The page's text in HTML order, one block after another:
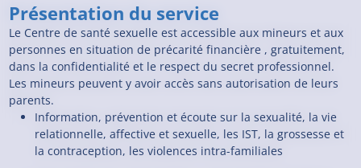
Présentation du service
Le Centre de santé sexuelle est accessible aux mineurs et aux
personnes en situation de précarité financière , gratuitement,
dans la confidentialité et le respect du secret professionnel.
Les mineurs peuvent y avoir accès sans autorisation de leurs
parents.
Information, prévention et écoute sur la sexualité, la vie
relationnelle, affective et sexuelle, les IST, la grossesse et
la contraception, les violences intra-familiales